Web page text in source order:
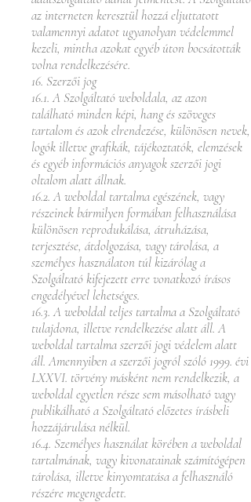
az interneten keresztül hozzá eljuttatott
valamennyi adatot ugyanolyan védelemmel
kezeli, mintha azokat egyéb úton bocsátották
volna rendelkezésére.
16. Szerzői jog
16.1. A Szolgáltató weboldala, az azon
található minden képi, hang és szöveges
tartalom és azok elrendezése, különösen nevek,
logók illetve grafikák, tájékoztatók, elemzések
és egyéb információs anyagok szerzői jogi
oltalom alatt állnak.
16.2. A weboldal tartalma egészének, vagy
részeinek bármilyen formában felhasználása
különösen reprodukálása, átruházása,
terjesztése, átdolgozása, vagy tárolása, a
személyes használaton túl kizárólag a
Szolgáltató kifejezett erre vonatkozó írásos
engedélyével lehetséges.
16.3. A weboldal teljes tartalma a Szolgáltató
tulajdona, illetve rendelkezése alatt áll. A
weboldal tartalma szerzői jogi védelem alatt
áll. Amennyiben a szerzői jogról szóló 1999. évi
LXXVI. törvény másként nem rendelkezik, a
weboldal egyetlen része sem másolható vagy
publikálható a Szolgáltató előzetes írásbeli
hozzájárulása nélkül.
16.4. Személyes használat körében a weboldal
tartalmának, vagy kivonatainak számítógépen
tárolása, illetve kinyomtatása a felhasználó
részére megengedett.